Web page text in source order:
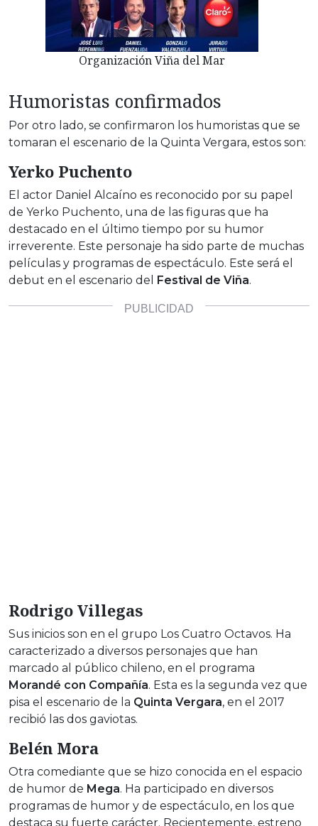
Organización Viña del Mar
Humoristas confirmados
Por otro lado, se confirmaron los humoristas que se
tomaran el escenario de la Quinta Vergara, estos son:
Yerko Puchento
El actor Daniel Alcaíno es reconocido por su papel
de Yerko Puchento, una de las figuras que ha
destacado en el último tiempo por su humor
irreverente. Este personaje ha sido parte de muchas
películas y programas de espectáculo. Este será el
debut en el escenario del Festival de Viña.
Rodrigo Villegas
Sus inicios son en el grupo Los Cuatro Octavos. Ha
caracterizado a diversos personajes que han
marcado al público chileno, en el programa
Morandé con Compañía. Esta es la segunda vez que
pisa el escenario de la Quinta Vergara, en el 2017
recibió las dos gaviotas.
Belén Mora
Otra comediante que se hizo conocida en el espacio
de humor de Mega. Ha participado en diversos
programas de humor y de espectáculo, en los que
destaca su fuerte carácter. Recientemente, estreno